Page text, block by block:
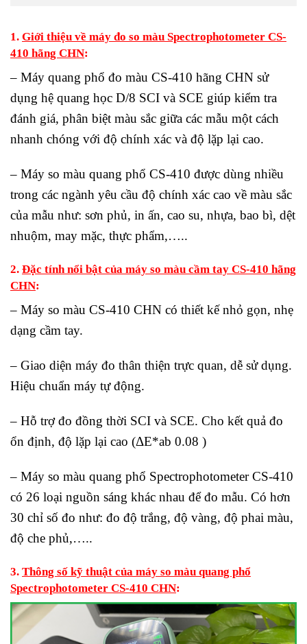
1. Giới thiệu về máy đo so màu Spectrophotometer CS-
410 hãng CHN:
– Máy quang phổ đo màu CS-410 hãng CHN sử
dụng hệ quang học D/8 SCI và SCE giúp kiểm tra
đánh giá, phân biệt màu sắc giữa các mẫu một cách
nhanh chóng với độ chính xác và độ lặp lại cao.
– Máy so màu quang phổ CS-410 được dùng nhiều
trong các ngành yêu cầu độ chính xác cao về màu sắc
của mẫu như: sơn phủ, in ấn, cao su, nhựa, bao bì, dệt
nhuộm, may mặc, thực phẩm,…..
2. Đặc tính nổi bật của máy so màu cầm tay CS-410 hãng
CHN:
– Máy so màu CS-410 CHN có thiết kế nhỏ gọn, nhẹ
dạng cầm tay.
– Giao diện máy đo thân thiện trực quan, dễ sử dụng.
Hiệu chuẩn máy tự động.
– Hỗ trợ đo đồng thời SCI và SCE. Cho kết quả đo
ổn định, độ lặp lại cao (ΔE*ab 0.08 )
– Máy so màu quang phổ Spectrophotometer CS-410
có 26 loại nguồn sáng khác nhau để đo mẫu. Có hơn
30 chỉ số đo như: đo độ trắng, độ vàng, độ phai màu,
độ che phủ,…..
3. Thông số kỹ thuật của máy so màu quang phổ
Spectrophotometer CS-410 CHN: